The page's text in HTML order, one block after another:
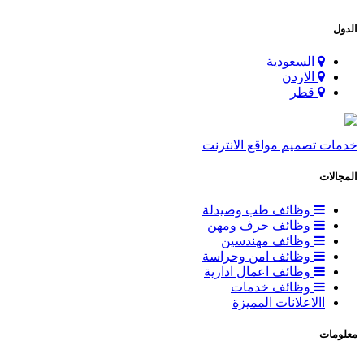
الدول
السعودية
الاردن
قطر
خدمات تصميم مواقع الانترنت
المجالات
وظائف طب وصيدلة
وظائف حرف ومهن
وظائف مهندسين
وظائف امن وحراسة
وظائف اعمال ادارية
وظائف خدمات
االاعلانات المميزة
معلومات